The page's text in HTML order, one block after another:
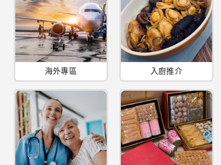
海外專區 入廚推介